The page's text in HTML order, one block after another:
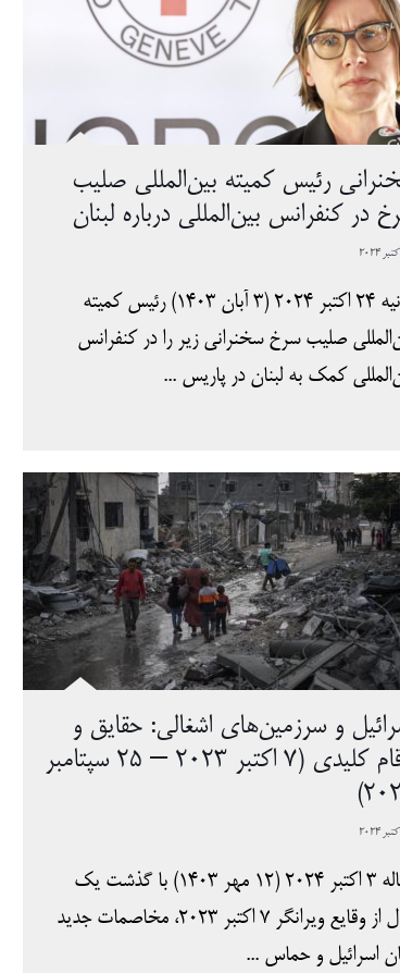
رئیس کمیته بین‌المللی صلیب
در کنفرانس بین‌المللی درباره لبنان
بیانیه 24 اکتبر 2024 (3 آبان 1403) رئیس کمیته
صلیب سرخ سخنرانی زیر را در کنفرانس
کمک به لبنان در پاریس ...
و سرزمین‌های اشغالی: حقایق و
ارقام کلیدی (۷ اکتبر ۲۰۲۳ – ۲۵ سپتامبر
مقاله 3 اکتبر 2024 (12 مهر 1403) با گذشت یک
سال از وقایع ویرانگر ۷ اکتبر ۲۰۲۳، مخاصمات جدید
اسرائیل و حماس ...